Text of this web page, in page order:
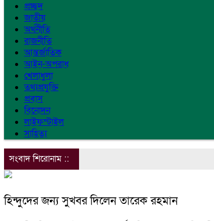
প্রচ্ছদ
জাতীয়
অর্থনীতি
রাজনীতি
আন্তর্জাতিক
আইন-অপরাধ
খেলাধুলা
তথ্যপ্রযুক্তি
প্রবাস
বিনোদন
লাইফস্টাইল
সাহিত্য
সংবাদ শিরোনাম ::
হিন্দুদের জন্য সুখবর দিলেন তারেক রহমান